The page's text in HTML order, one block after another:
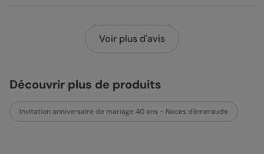
Voir plus d'avis
Découvrir plus de produits
Invitation anniversaire de mariage 40 ans - Noces d'émeraude